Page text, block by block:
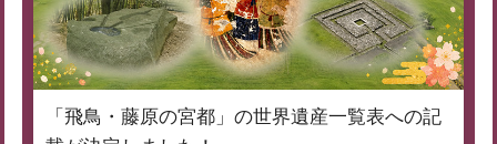
「飛鳥・藤原の宮都」の世界遺産一覧表への記